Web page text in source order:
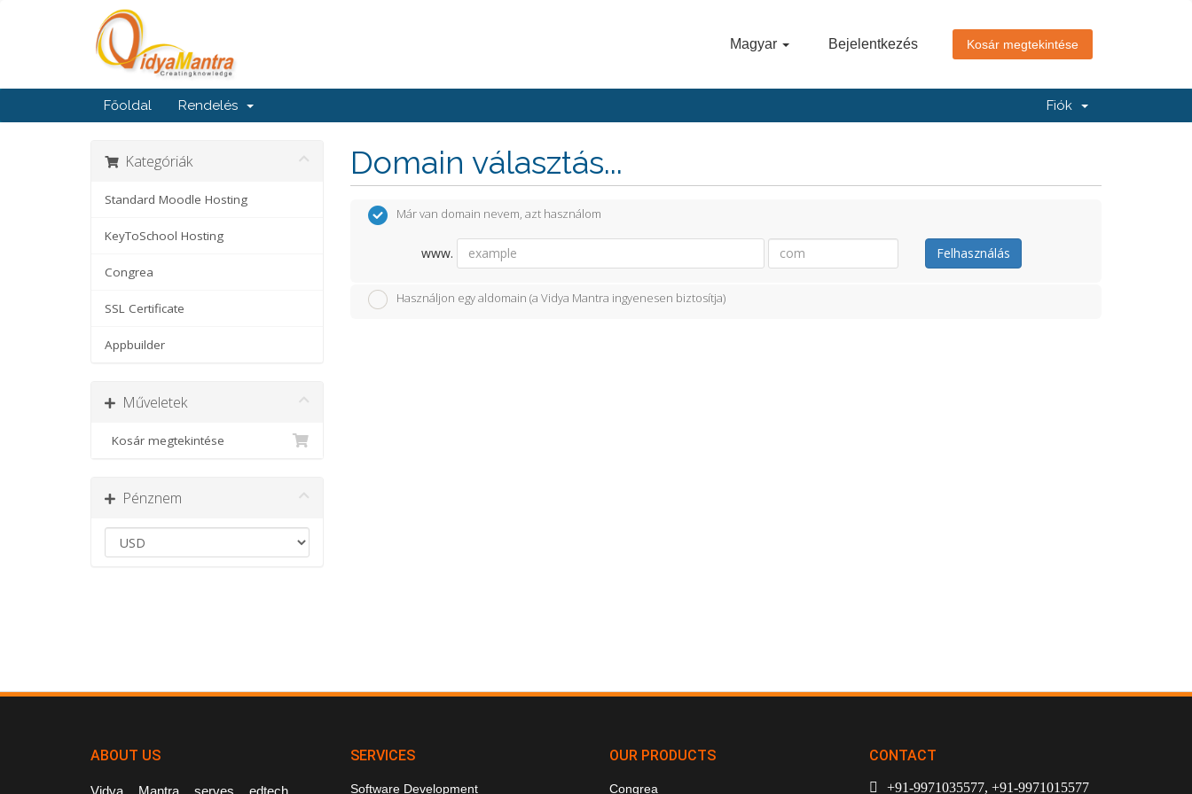
Magyar Bejelentkezés Kosár megtekintése
Főoldal Rendelés Fiók
Kategóriák
Standard Moodle Hosting
KeyToSchool Hosting
Congrea
SSL Certificate
Appbuilder
Műveletek
Kosár megtekintése
Pénznem
Domain választás...
Már van domain nevem, azt használom
www. Felhasználás
Használjon egy aldomain (a Vidya Mantra ingyenesen biztosítja)
ABOUT US
Vidya Mantra serves edtech
SERVICES
Software Development
OUR PRODUCTS
Congrea
CONTACT
+91-9971035577, +91-9971015577